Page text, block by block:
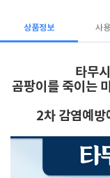
상품정보 사
타무
곰팡이를 죽이는
2차 감염예방